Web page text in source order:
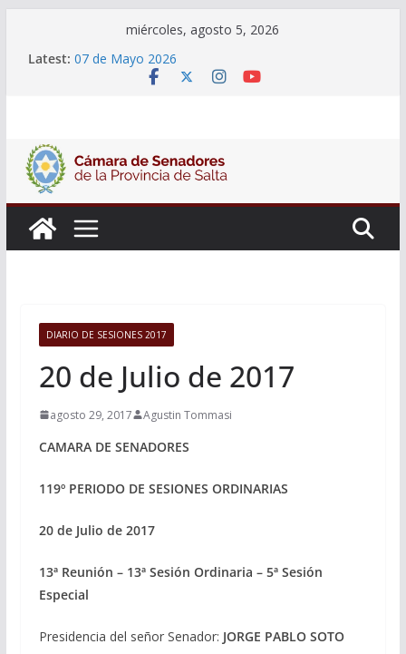
miércoles, agosto 5, 2026
Latest: 07 de Mayo 2026
06 de Agosto 2026
Adjudicacion Simple N° 27/26
DIARIO DE SESIONES 2017
20 de Julio de 2017
agosto 29, 2017 Agustin Tommasi
CAMARA DE SENADORES
119º PERIODO DE SESIONES ORDINARIAS
20 de Julio de 2017
13ª Reunión – 13ª Sesión Ordinaria – 5ª Sesión
Especial
Presidencia del señor Senador: JORGE PABLO SOTO